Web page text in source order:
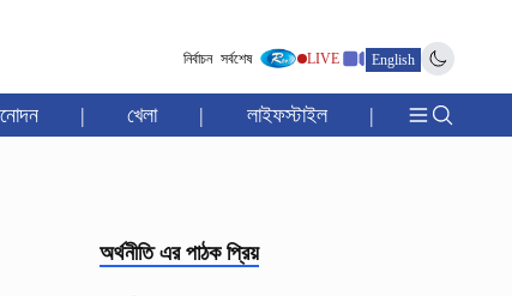
নির্বাচন সর্বশেষ LIVE English
| খেলা | লাইফস্টাইল |
অর্থনীতি এর পাঠক প্রিয়